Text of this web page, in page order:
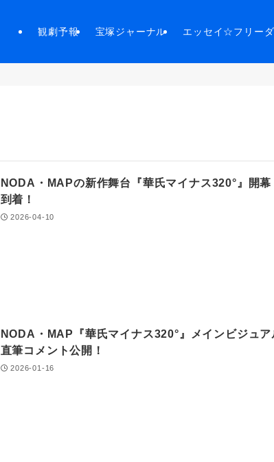
観劇予報 宝塚ジャーナル エッセイ☆フリー
NODA・MAPの新作舞台『華氏マイナス320°』開幕
到着！
2026-04-10
NODA・MAP『華氏マイナス320°』メインビジュ
直筆コメント公開！
2026-01-16